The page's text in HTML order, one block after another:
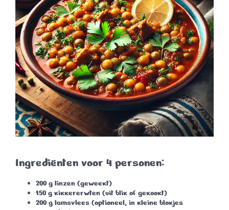
Ingrediënten voor 4 personen:
200 g linzen (geweekt)
150 g kikkererwten (uit blik of gekookt)
200 g lamsvlees (optioneel, in kleine blokjes